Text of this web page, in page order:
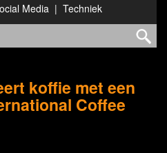
Media Techniek
koffie met een
Coffee